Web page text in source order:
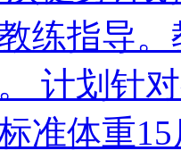
练指导
计划针
准体重